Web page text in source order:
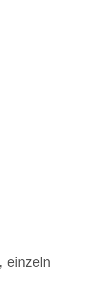
einzeln